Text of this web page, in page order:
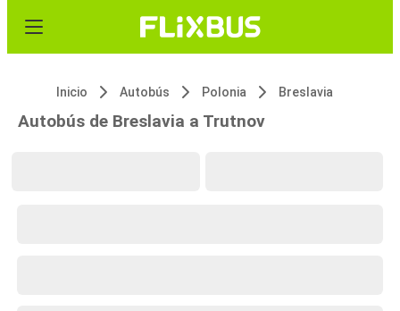
Inicio Autobús Polonia Breslavia
Autobús de Breslavia a Trutnov